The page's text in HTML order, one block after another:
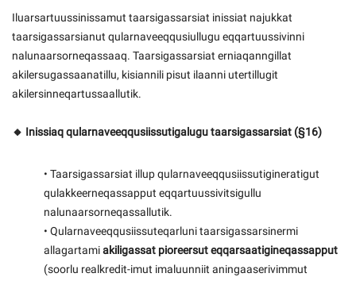
Iluarsartuussinissamut taarsigassarsiat inissiat najukkat
taarsigassarsianut qularnaveeqqusiullugu eqqartuussivinni
nalunaarsorneqassaaq. Taarsigassarsiat erniaqanngillat
akilersugassaanatillu, kisiannili pisut ilaanni utertillugit
akilersinneqartussaallutik.
🔸 Inissiaq qularnaveeqqusiissutigalugu taarsigassarsiat (§16)
• Taarsigassarsiat illup qularnaveeqqusiissutigineratigut
qulakkeerneqassapput eqqartuussivitsigullu
nalunaarsorneqassallutik.
• Qularnaveeqqusiissuteqarluni taarsigassarsinermi
allagartamiakiligassat pioreersuteqqarsaatigineqassapput
(soorlu realkredit-imut imaluunniit aningaaserivimmut